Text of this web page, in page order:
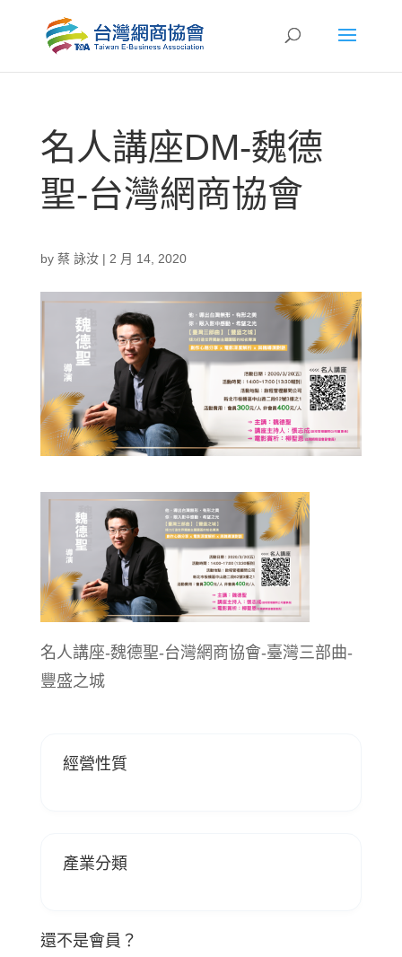
名人講座DM-魏德
聖-台灣網商協會
by 蔡 詠汝| 2 月 14, 2020
名人講座-魏德聖-台灣網商協會-臺灣三部曲-
豐盛之城
經營性質
產業分類
還不是會員？